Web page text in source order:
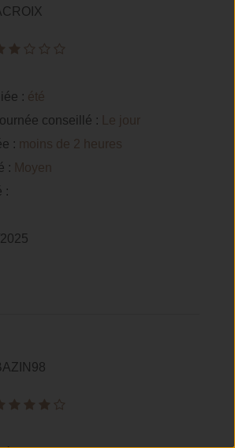
: été
conseillé :
Le jour
:
moins de 2 heures
: Moyen
: